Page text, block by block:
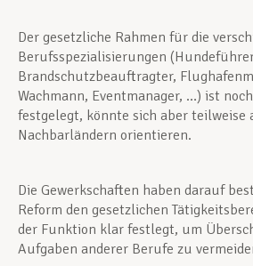
Der gesetzliche Rahmen für die
Berufsspezialisierungen
Brandschutzbeauftragter,
Wachmann, Eventmanager, …) ist
festgelegt, könnte sich aber teilweise
Nachbarländern orientieren.
Die Gewerkschaften haben darauf
Reform den gesetzlichen
der Funktion klar festlegt, um
Aufgaben anderer Berufe zu